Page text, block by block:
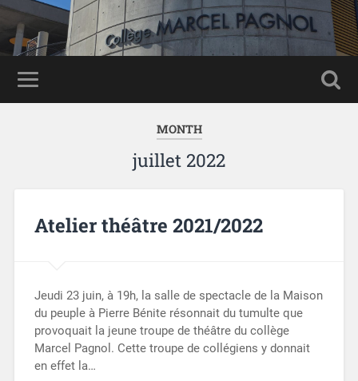
MONTH
juillet 2022
Atelier théâtre 2021/2022
Jeudi 23 juin, à 19h, la salle de spectacle de la Maison
du peuple à Pierre Bénite résonnait du tumulte que
provoquait la jeune troupe de théâtre du collège
Marcel Pagnol. Cette troupe de collégiens y donnait
en effet la…
Panneau de gestion des cookies